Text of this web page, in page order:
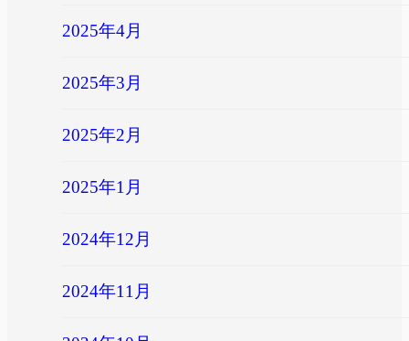
2025年4月
2025年3月
2025年2月
2025年1月
2024年12月
2024年11月